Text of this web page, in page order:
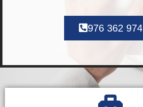
976 362 974